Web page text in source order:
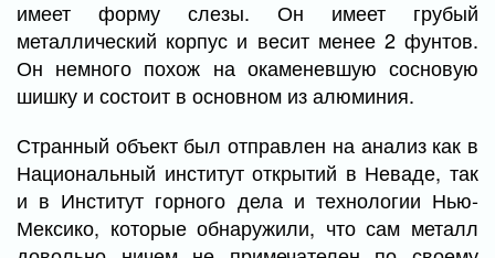
имеет форму слезы. Он имеет грубый
металлический корпус и весит менее 2 фунтов.
Он немного похож на окаменевшую сосновую
шишку и состоит в основном из алюминия.
Странный объект был отправлен на анализ как в
Национальный институт открытий в Неваде, так
и в Институт горного дела и технологии Нью-
Мексико, которые обнаружили, что сам металл